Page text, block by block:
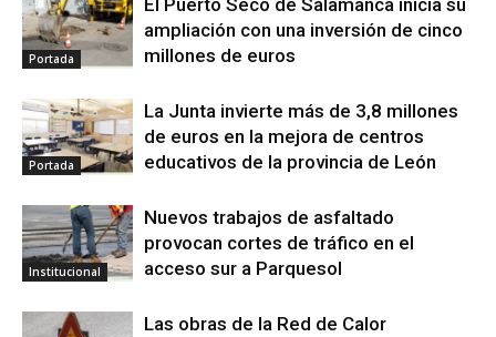
Portada
El Puerto Seco de Salamanca inicia su
ampliación con una inversión de cinco
millones de euros
Portada
La Junta invierte más de 3,8 millones
de euros en la mejora de centros
educativos de la provincia de León
Institucional
Nuevos trabajos de asfaltado
provocan cortes de tráfico en el
acceso sur a Parquesol
Las obras de la Red de Calor